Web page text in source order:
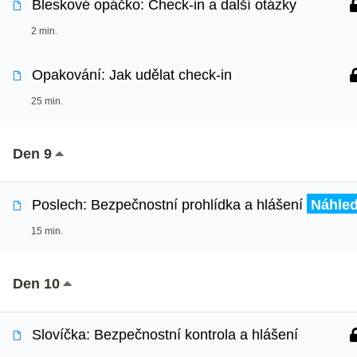
Bleskové opáčko: Check-in a další otázky
2 min.
Opakování: Jak udělat check-in
25 min.
Den 9
Poslech: Bezpečnostní prohlídka a hlášení
15 min.
Den 10
Slovíčka: Bezpečnostní kontrola a hlášení